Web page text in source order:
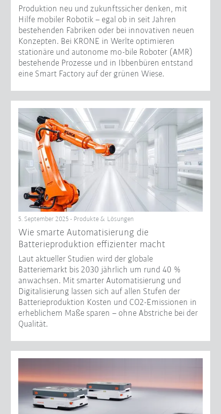
Produktion neu und zukunftssicher denken, mit
Hilfe mobiler Robotik – egal ob in seit Jahren
bestehenden Fabriken oder bei innovativen neuen
Konzepten. Bei KRONE in Werlte optimieren
stationäre und autonome mo-bile Roboter (AMR)
bestehende Prozesse und in Ibbenbüren entstand
eine Smart Factory auf der grünen Wiese.
5. September 2025 - Produkte & Lösungen
Wie smarte Automatisierung die
Batterieproduktion effizienter macht
Laut aktueller Studien wird der globale
Batteriemarkt bis 2030 jährlich um rund 40 %
anwachsen. Mit smarter Automatisierung und
Digitalisierung lassen sich auf allen Stufen der
Batterieproduktion Kosten und CO2-Emissionen in
erheblichem Maße sparen – ohne Abstriche bei der
Qualität.